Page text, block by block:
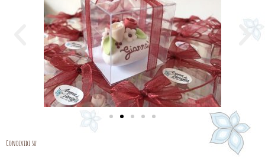
Condividi su